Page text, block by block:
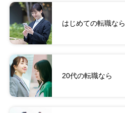
はじめての転職なら
20代の転職なら